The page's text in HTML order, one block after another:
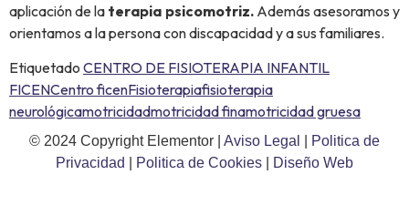
aplicación de la terapia psicomotriz.Además asesoramos y
orientamos a la persona con discapacidad y a sus familiares.
Etiquetado CENTRO DE FISIOTERAPIA INFANTIL
FICENCentro ficenFisioterapiafisioterapia
neurológicamotricidadmotricidad finamotricidad gruesa
© 2024 Copyright Elementor | Aviso Legal
Politica de
Privacidad
Politica de Cookies Diseño Web